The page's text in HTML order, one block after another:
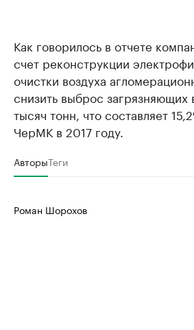
Как говорилось в отчете
счет реконструкции
очистки воздуха
снизить выброс загрязняющих
тысяч тонн, что составляет
ЧерМК в 2017 году.
АвторыТеги
Роман Шорохов